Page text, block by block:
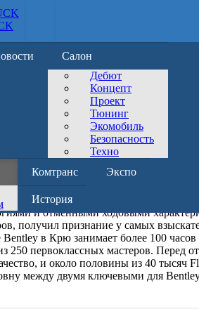
Салон
Дебют
Концепт
Проект
Тюнинг
Экомобиль
Безопасность
Техно
Комтранс Экспо
История
Spur: итог трёх
Bentley Motors выпустил 40-тысячный
и дорогостоящих спортивных
в 2005 году эта роскошная модель
ассоциировался с родственным купе
Spur. Автомобиль, сочетающий
и отменными ходовыми
получил признание у самых
Bentley в Крю занимает более 100
250 первоклассных мастеров. Перед
и около половины из 40 тысяч
между двумя ключевыми для